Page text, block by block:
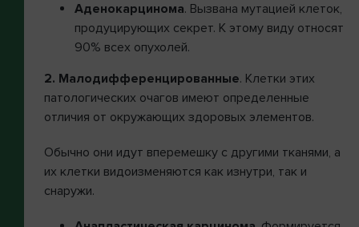
Аденокарцинома. Вызвана мутацией клеток,
продуцирующих секрет. К этому виду относят
90% всех опухолей.
2. Малодифференцированные. Клетки этих
патологических очагов имеют определенные
отличия от окружающих здоровых элементов.
Обычно они идут вперемешку с другими тканями, а
их клетки видоизменяются как изнутри, так и
снаружи.